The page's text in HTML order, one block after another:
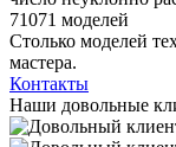
71071 моделей
Столько моделей
мастера.
Контакты
Наши довольные